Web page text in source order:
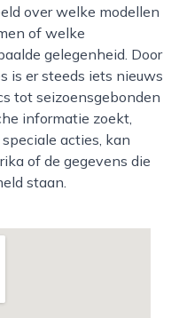
over welke modellen
of welke
gelegenheid. Door
is er steeds iets nieuws
tot seizoensgebonden
informatie zoekt,
acties, kan
of de gegevens die
staan.